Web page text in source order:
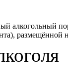
алкогольный
размещённой